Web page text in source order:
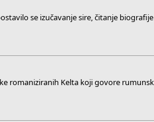
se izučavanje sire, čitanje
romaniziranih Kelta koji govore